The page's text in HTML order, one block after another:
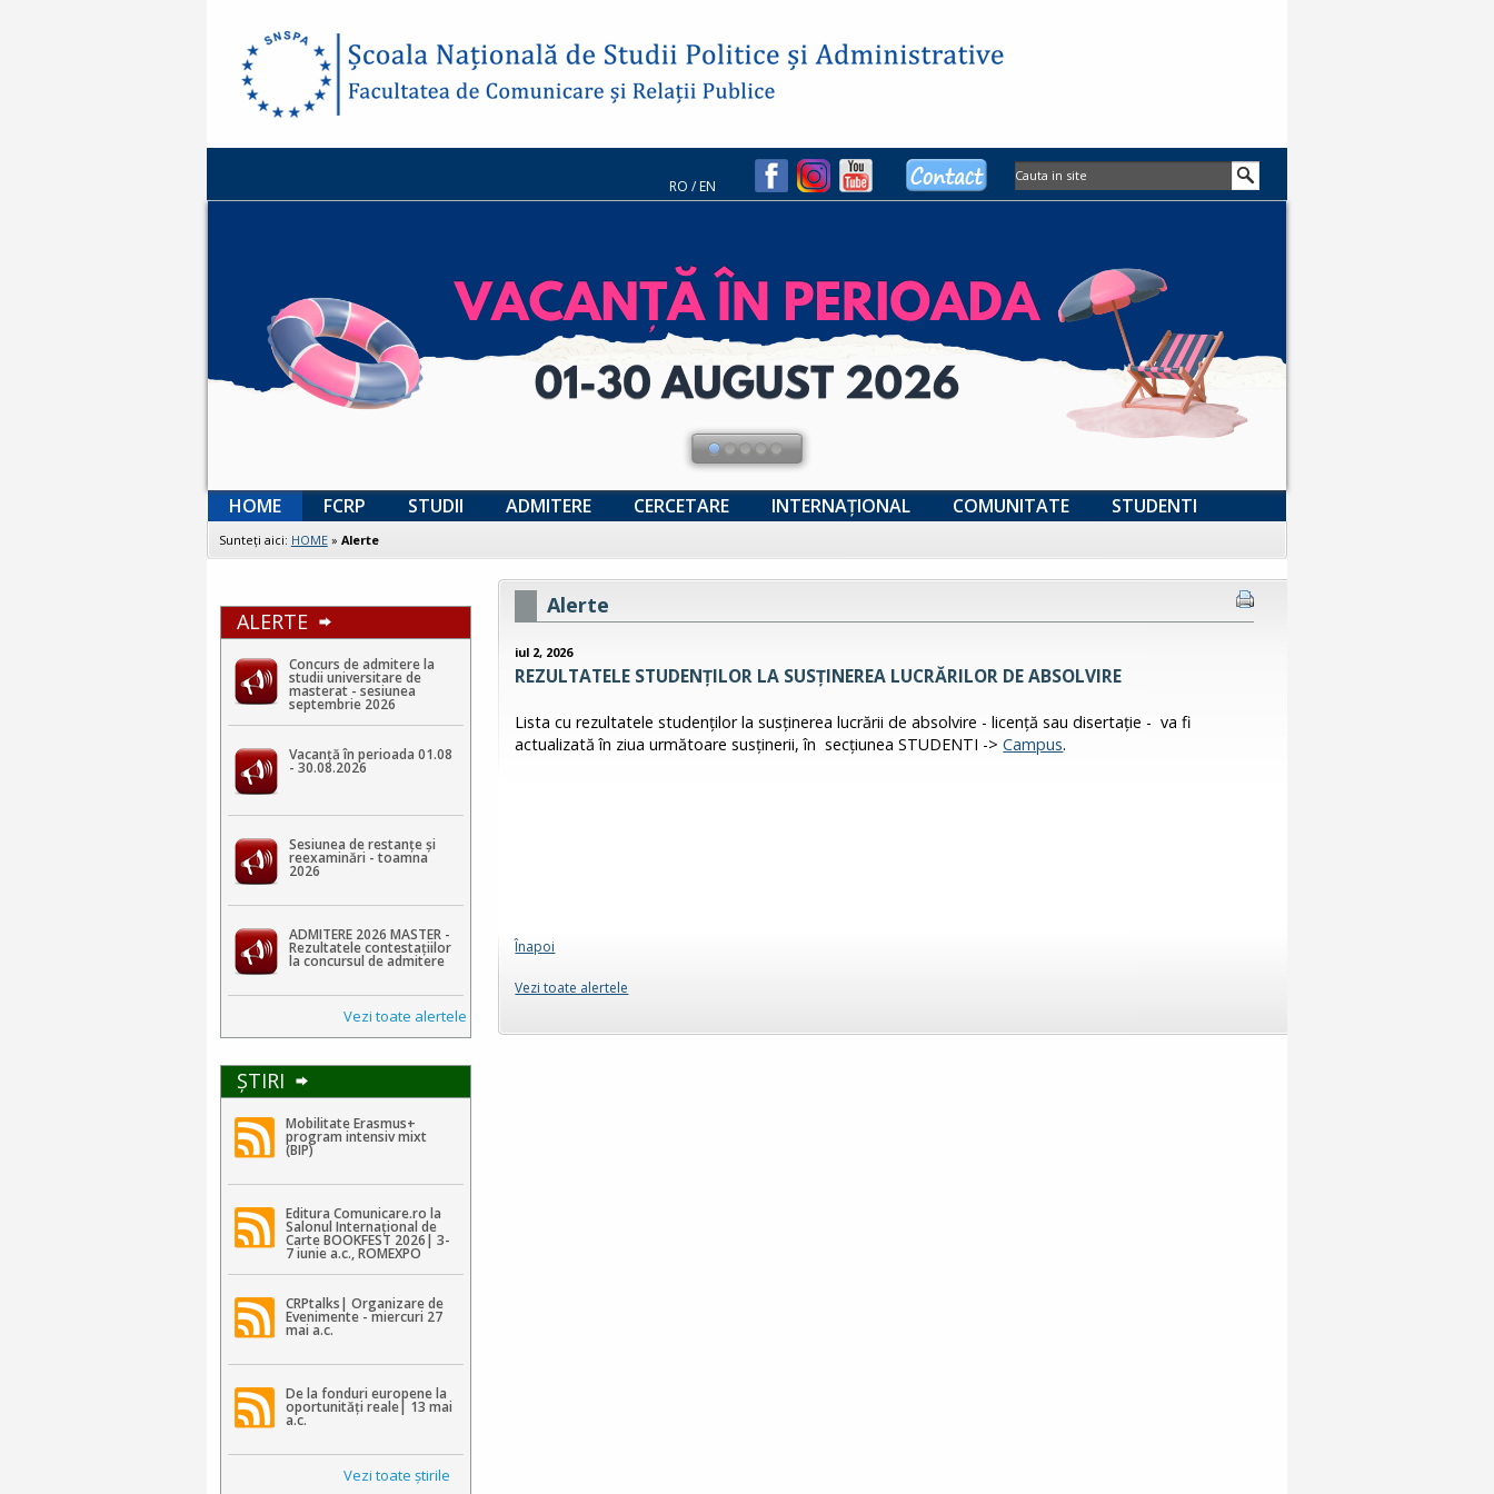
RO /EN
HOME FCRP STUDII ADMITERE CERCETARE INTERNAȚIONAL COMUNITATE STUDENTI
Sunteţi aici: HOME» Alerte
ALERTE
Concurs de admitere la
studii universitare de
masterat - sesiunea
septembrie 2026
Vacanță în perioada 01.08
- 30.08.2026
Sesiunea de restanțe și
reexaminări - toamna
2026
ADMITERE 2026 MASTER -
Rezultatele contestaţiilor
la concursul de admitere
Vezi toate alertele
ŞTIRI
Mobilitate Erasmus+
program intensiv mixt
(BIP)
Editura Comunicare.ro la
Salonul Internațional de
Carte BOOKFEST 2026| 3-
7 iunie a.c., ROMEXPO
CRPtalks| Organizare de
Evenimente - miercuri 27
mai a.c.
De la fonduri europene la
oportunități reale| 13 mai
a.c.
Vezi toate ştirile
Alerte
iul 2, 2026
REZULTATELE STUDENŢILOR LA SUSȚINEREA LUCRĂRILOR DE ABSOLVIRE
Lista cu rezultatele studenţilor la susținerea lucrării de absolvire - licență sau disertație - va fi
actualizată în ziua următoare susținerii, în secțiunea STUDENTI ->Campus.
Înapoi
Vezi toate alertele